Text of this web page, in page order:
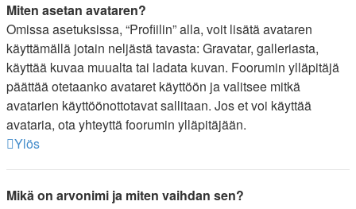
Miten asetan avataren?
Omissa asetuksissa, “Profiilin” alla, voit lisätä avataren
käyttämällä jotain neljästä tavasta: Gravatar, galleriasta,
käyttää kuvaa muualta tai ladata kuvan. Foorumin ylläpitäjä
päättää otetaanko avataret käyttöön ja valitsee mitkä
avatarien käyttöönottotavat sallitaan. Jos et voi käyttää
avataria, ota yhteyttä foorumin ylläpitäjään.
Ylös
Mikä on arvonimi ja miten vaihdan sen?